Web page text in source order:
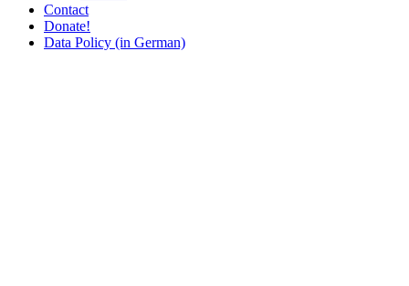
Contact
Donate!
Data Policy (in German)